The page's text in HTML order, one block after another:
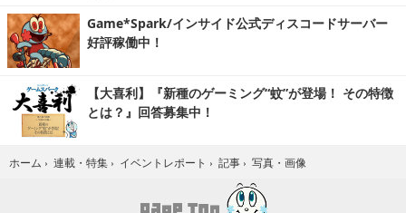
Game*Spark/インサイド公式ディスコードサーバー
好評稼働中！
【大喜利】『新種のゲーミング“蚊”が登場！ その特徴
とは？』回答募集中！
ホーム › 連載・特集 › イベントレポート › 記事 › 写真・画像